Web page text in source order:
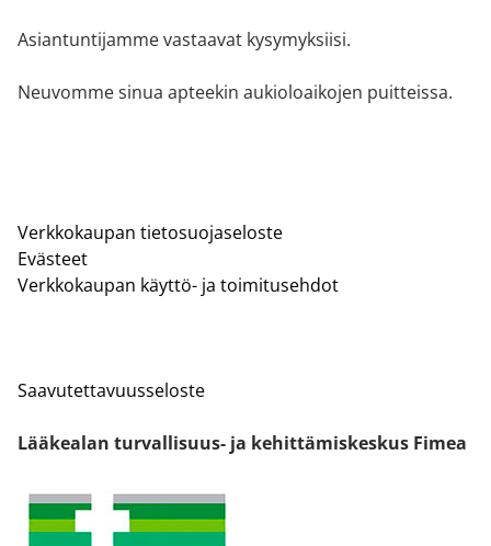
Asiantuntijamme vastaavat kysymyksiisi.
Neuvomme sinua apteekin aukioloaikojen puitteissa.
Verkkokaupan tietosuojaseloste
Evästeet
Verkkokaupan käyttö- ja toimitusehdot
Saavutettavuusseloste
Lääkealan turvallisuus- ja kehittämiskeskus Fimea